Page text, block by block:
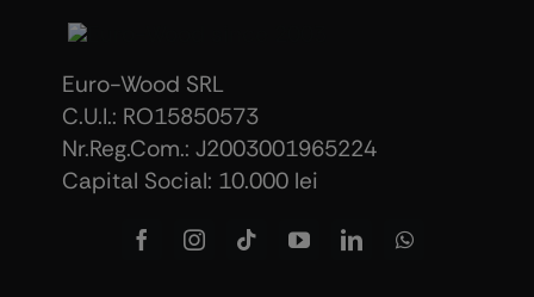
Euro-Wood SRL
C.U.I.: RO15850573
Nr.Reg.Com.: J2003001965224
Capital Social: 10.000 lei